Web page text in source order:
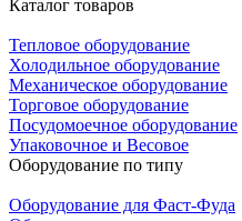
Каталог товаров
Тепловое оборудование
Холодильное оборудование
Механическое оборудование
Торговое оборудование
Посудомоечное оборудование
Упаковочное и Весовое
Оборудование по типу
Оборудование для Фаст-Фуда